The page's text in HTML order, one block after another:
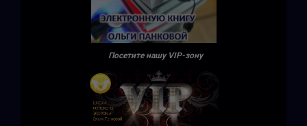
Посетите нашу VIP-зону